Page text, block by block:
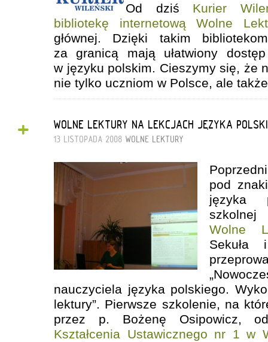
Od dziś Kurier
bibliotekę internetową Wolne
głównej. Dzięki takim
za granicą mają ułatwiony
w języku polskim. Cieszymy się, że
nie tylko uczniom w Polsce, ale
+ WOLNE LEKTURY NA LEKCJACH JĘZYKA
13 LISTOPADA 2008 WOLNE LEKTURY
pod
języka
szkolnej
Wolne
nauczyciela języka polskiego.
lektury”. Pierwsze szkolenie, na
przez p. Bożenę Osipowicz,
Kształcenia Ustawicznego nr 1 w